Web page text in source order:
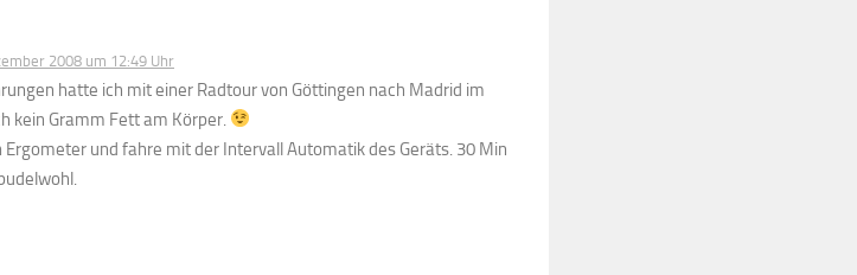
2008 um 12:49 Uhr
hatte ich mit einer Radtour von Göttingen nach Madrid im
kein Gramm Fett am Körper.
Ergometer und fahre mit der Intervall Automatik des Geräts. 30 Min